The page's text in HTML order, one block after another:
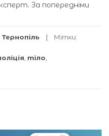
За попередніми
Тернопіль Мітки:
, тіло,